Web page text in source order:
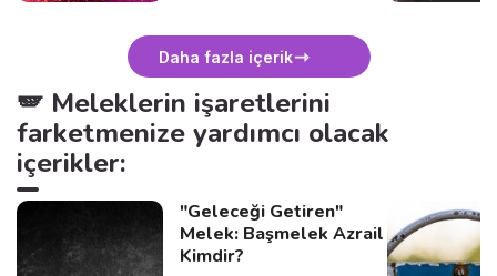
sahiptir. Bu anlamları doğru
kullanarak aşkı, şansı ve
çekebilirsiniz... Hangi rengin
ne anlama geldiğini hemen
keşfedin!
Daha fazla içerik
🪽 Meleklerin işaretlerini
farketmenize yardımcı olacak
içerikler:
"Geleceği Getiren"
Melek: Başmelek Azrail
Kimdir?